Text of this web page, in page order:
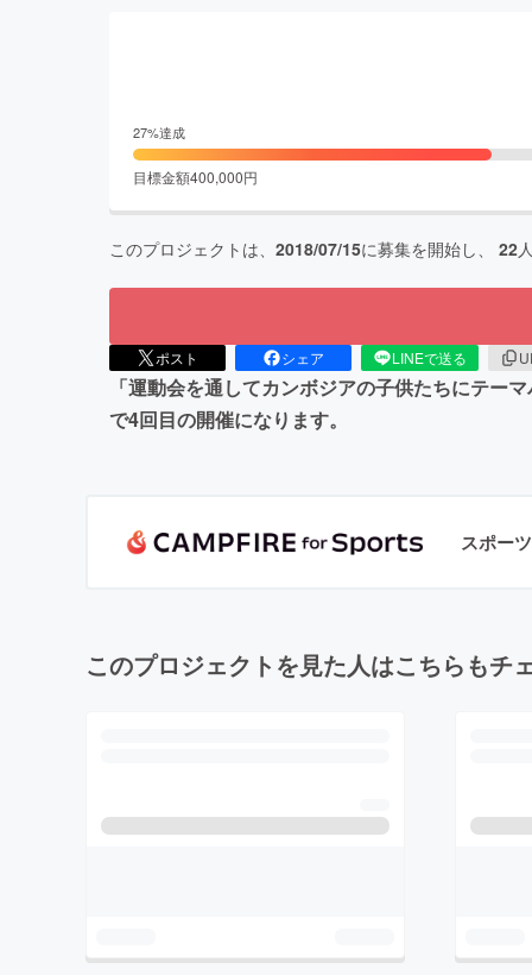
27%達成
目標金額400,000円
このプロジェクトは、 2018/07/15に募集を開始し、 22
ポスト シェア LINEで送る
「運動会を通してカンボジアの子供たちにテー
で4回目の開催になります。
スポー
このプロジェクトを見た人はこちらもチ